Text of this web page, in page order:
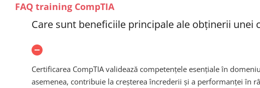
FAQ training CompTIA
Care sunt beneficiile principale ale obținerii
Certificarea CompTIA validează competențele esențiale în
asemenea, contribuie la creșterea încrederii și a performanței în